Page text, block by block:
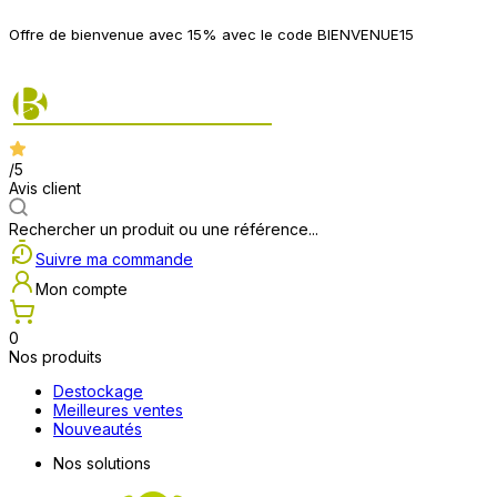
Offre de bienvenue avec 15% avec le code BIENVENUE15
/5
Avis client
Rechercher un produit ou une référence...
Suivre ma commande
Mon compte
0
Nos produits
Destockage
Meilleures ventes
Nouveautés
Nos solutions